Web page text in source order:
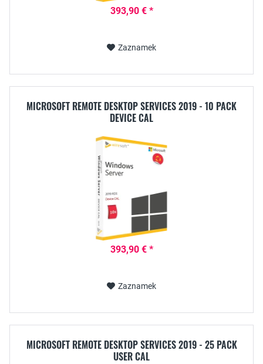
393,90 € *
Zaznamek
MICROSOFT REMOTE DESKTOP SERVICES 2019 - 10 PACK
DEVICE CAL
393,90 € *
Zaznamek
MICROSOFT REMOTE DESKTOP SERVICES 2019 - 25 PACK
USER CAL